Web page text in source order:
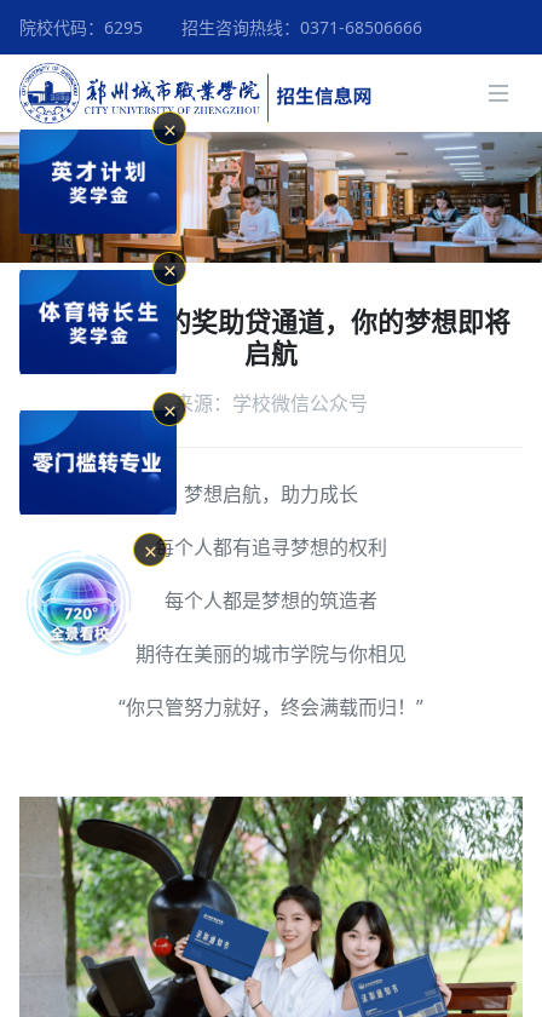
院校代码：6295 招生咨询热线：0371-68506666
🤩超乎想象的奖助贷通道，你的梦想即将
启航
来源：学校微信公众号
梦想启航，助力成长
每个人都有追寻梦想的权利
每个人都是梦想的筑造者
期待在美丽的城市学院与你相见
“你只管努力就好，终会满载而归！”
✕
✕
✕
✕